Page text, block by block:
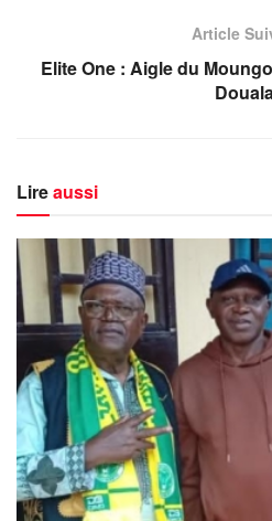
Article
Elite One : Aigle du
Douala
Lireaussi